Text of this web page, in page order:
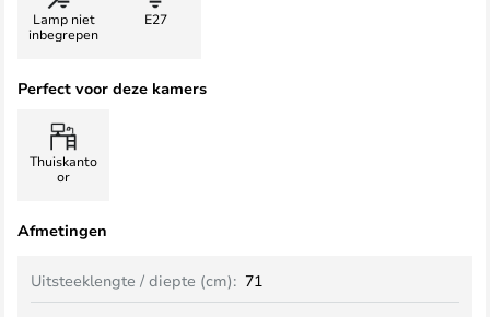
Lamp niet
inbegrepen
E27
Perfect voor deze kamers
Thuiskanto
or
Afmetingen
Uitsteeklengte / diepte (cm): 71